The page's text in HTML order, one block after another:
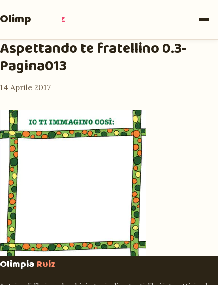
Olimpia Ruiz
Aspettando te fratellino 0.3-
Pagina013
14 Aprile 2017
OlimpiaRuiz